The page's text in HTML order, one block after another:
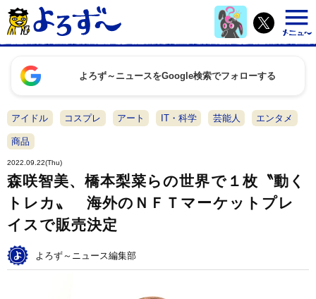
よろず～ニュースをGoogle検索でフォローする
アイドル コスプレ アート IT・科学 芸能人 エンタメ
商品
2022.09.22(Thu)
森咲智美、橋本梨菜らの世界で１枚〝動く
トレカ〟 海外のＮＦＴマーケットプレ
イスで販売決定
よろず～ニュース編集部